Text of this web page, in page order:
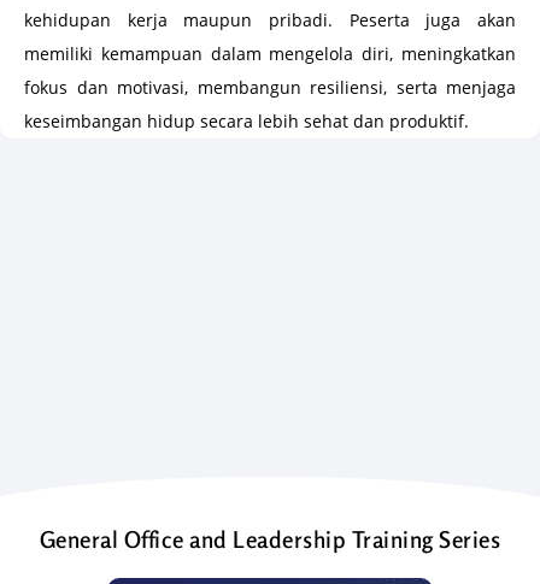
kehidupan kerja maupun pribadi. Peserta juga akan
memiliki kemampuan dalam mengelola diri, meningkatkan
fokus dan motivasi, membangun resiliensi, serta menjaga
keseimbangan hidup secara lebih sehat dan produktif.
General Office and Leadership Training Series